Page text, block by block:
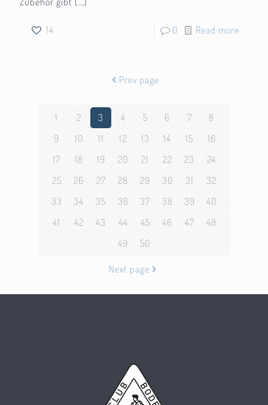
14 0 Read more
Prev page
1 2 3 4 5 6 7
8
9
10 11 12 13 14 15
16
17
18 19 20 21 22 23
24
25
26 27 28 29 30 31
32
33
34 35 36 37 38 39
40
41
42 43 44 45 46 47
48
49
50
Next page